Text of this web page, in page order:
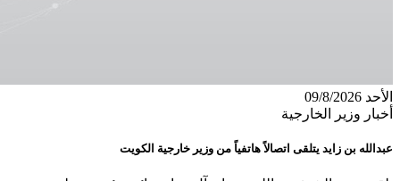
الأحد 09/8/2026
أخبار وزير الخارجية
عبدالله بن زايد يتلقى اتصالاً هاتفياً من وزير خارجية الكويت